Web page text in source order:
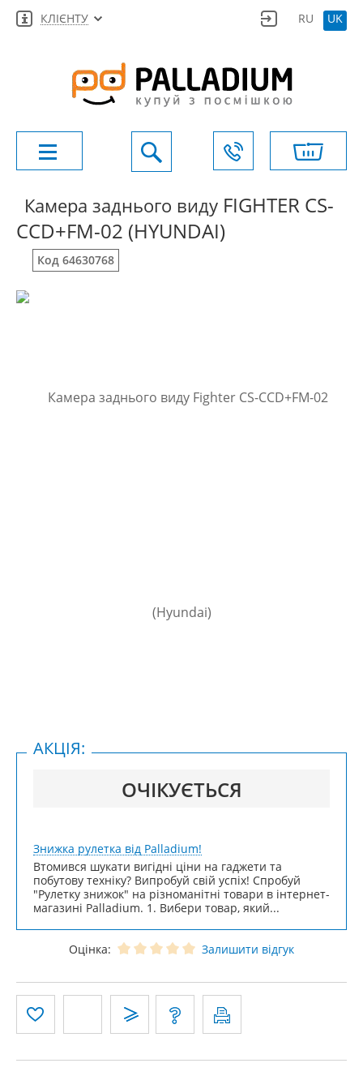
КЛІЄНТУ RU UK
Камера заднього виду FIGHTER CS-
CCD+FM-02 (HYUNDAI)
Код 64630768
ОЧІКУЄТЬСЯ
АКЦІЯ:
Знижка рулетка від Palladium!
Втомився шукати вигідні ціни на гаджети та
побутову техніку? Випробуй свій успіх! Спробуй
"Рулетку знижок" на різноманітні товари в інтернет-
магазині Palladium. 1. Вибери товар, який...
Оцінка: Залишити відгук